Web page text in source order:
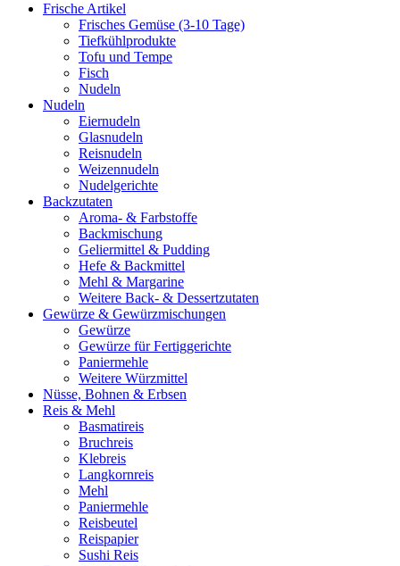
Frische Artikel
Frisches Gemüse (3-10 Tage)
Tiefkühlprodukte
Tofu und Tempe
Fisch
Nudeln
Nudeln
Eiernudeln
Glasnudeln
Reisnudeln
Weizennudeln
Nudelgerichte
Backzutaten
Aroma- & Farbstoffe
Backmischung
Geliermittel & Pudding
Hefe & Backmittel
Mehl & Margarine
Weitere Back- & Dessertzutaten
Gewürze & Gewürzmischungen
Gewürze
Gewürze für Fertiggerichte
Paniermehle
Weitere Würzmittel
Nüsse, Bohnen & Erbsen
Reis & Mehl
Basmatireis
Bruchreis
Klebreis
Langkornreis
Mehl
Paniermehle
Reisbeutel
Reispapier
Sushi Reis